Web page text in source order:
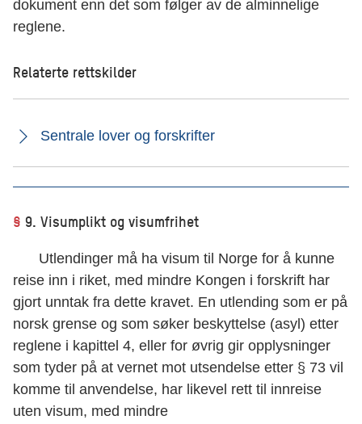
dokument enn det som følger av de alminnelige
reglene.
Relaterte rettskilder
Sentrale lover og forskrifter
§ 9. Visumplikt og visumfrihet
Utlendinger må ha visum til Norge for å kunne
reise inn i riket, med mindre Kongen i forskrift har
gjort unntak fra dette kravet. En utlending som er på
norsk grense og som søker beskyttelse (asyl) etter
reglene i kapittel 4, eller for øvrig gir opplysninger
som tyder på at vernet mot utsendelse etter § 73 vil
komme til anvendelse, har likevel rett til innreise
uten visum, med mindre